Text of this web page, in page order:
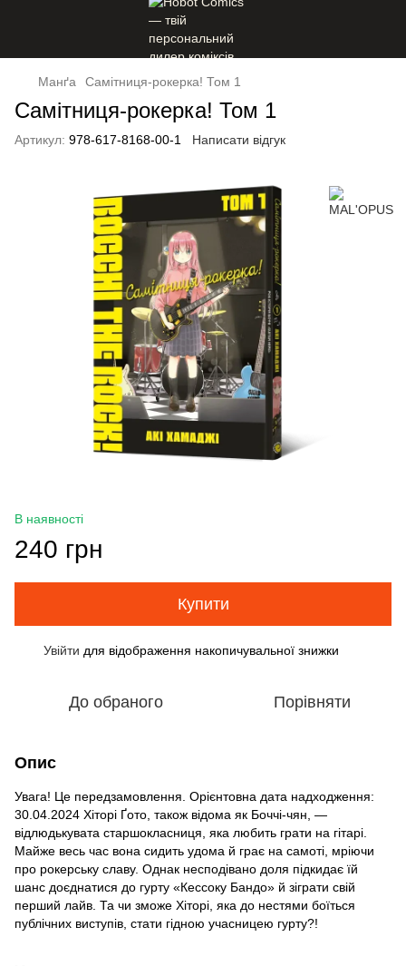
Манґа Самітниця-рокерка! Том 1
Самітниця-рокерка! Том 1
Артикул: 978-617-8168-00-1 Написати відгук
В наявності
240 грн
Купити
Увійти для відображення накопичувальної знижки
До обраного Порівняти
Опис
Увага! Це передзамовлення. Орієнтовна дата надходження:
30.04.2024 Хіторі Ґото, також відома як Боччі-чян, —
відлюдькувата старшокласниця, яка любить грати на гітарі.
Майже весь час вона сидить удома й грає на самоті, мріючи
про рокерську славу. Однак несподівано доля підкидає їй
шанс доєднатися до гурту «Кессоку Бандо» й зіграти свій
перший лайв. Та чи зможе Хіторі, яка до нестями боїться
публічних виступів, стати гідною учасницею гурту?!